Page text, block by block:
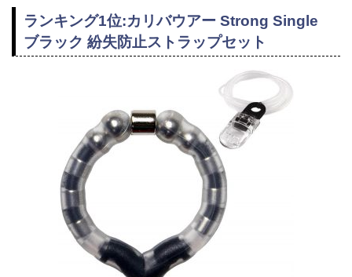
ランキング1位:カリバウアー Strong Single
ブラック 紛失防止ストラップセット